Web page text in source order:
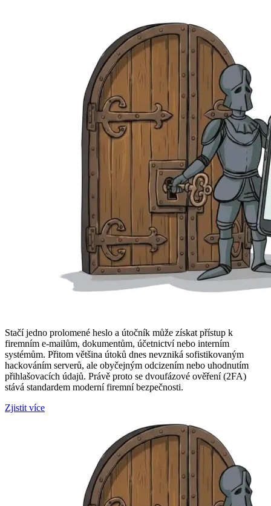
Stačí jedno prolomené heslo a útočník může získat přístup k
firemním e-mailům, dokumentům, účetnictví nebo interním
systémům. Přitom většina útoků dnes nevzniká sofistikovaným
hackováním serverů, ale obyčejným odcizením nebo uhodnutím
přihlašovacích údajů. Právě proto se dvoufázové ověření (2FA)
stává standardem moderní firemní bezpečnosti.
Zjistit více